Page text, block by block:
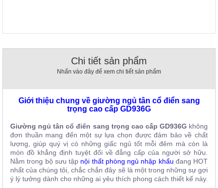
Chi tiết sản phẩm
Nhấn vào đây để xem chi tiết sản phẩm
Giới thiệu chung về giường ngủ tân cổ điển sang
trọng cao cấp GD936G
Giường ngủ tân cổ điển sang trọng cao cấp GD936G không
đơn thuần mang đến một sự lựa chọn được đảm bảo về chất
lượng, giúp quý vị có những giấc ngủ tốt mỗi đêm mà còn là
món đồ khẳng định tuyệt đối về đẳng cấp của người sở hữu.
Nằm trong bộ sưu tập nội thất phòng ngủ nhập khẩu đang HOT
nhất của chúng tôi, chắc chắn đây sẽ là một trong những sự gợi
ý lý tưởng dành cho những ai yêu thích phong cách thiết kế này.